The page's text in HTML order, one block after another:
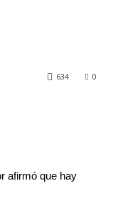
0
634
afirmó que hay